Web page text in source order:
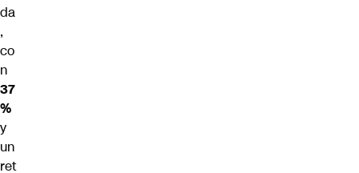
da
,
co
n
37
%
y
un
ret